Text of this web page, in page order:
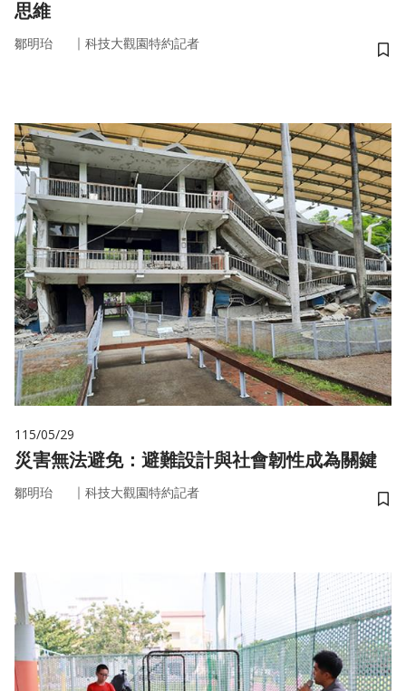
思維
鄒明珆 ｜ 科技大觀園特約記者
儲
115/05/29
災害無法避免：避難設計與社會韌性成為關鍵
鄒明珆 ｜ 科技大觀園特約記者
儲